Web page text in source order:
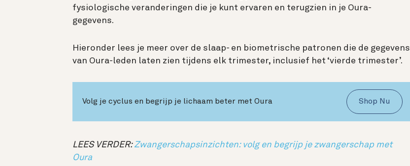
fysiologische veranderingen die je kunt ervaren en terugzien in je Oura-
gegevens.
Hieronder lees je meer over de slaap- en biometrische patronen die de gegevens
van Oura-leden laten zien tijdens elk trimester, inclusief het ‘vierde trimester’.
Volg je cyclus en begrijp je lichaam beter met Oura Shop Nu
LEES VERDER:Zwangerschapsinzichten: volg en begrijp je zwangerschap met
Oura